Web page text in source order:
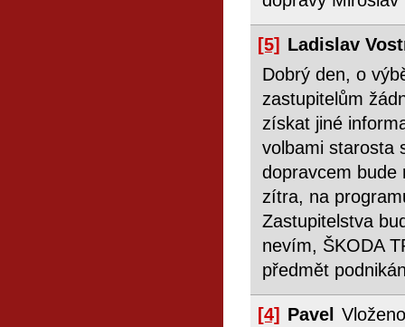
[5] Ladislav
Dobrý den, o
zastupitelům
získat jiné
volbami starosta
dopravcem bude
zítra, na
Zastupitelstva
nevím, ŠKODA
předmět
[4] Pavel